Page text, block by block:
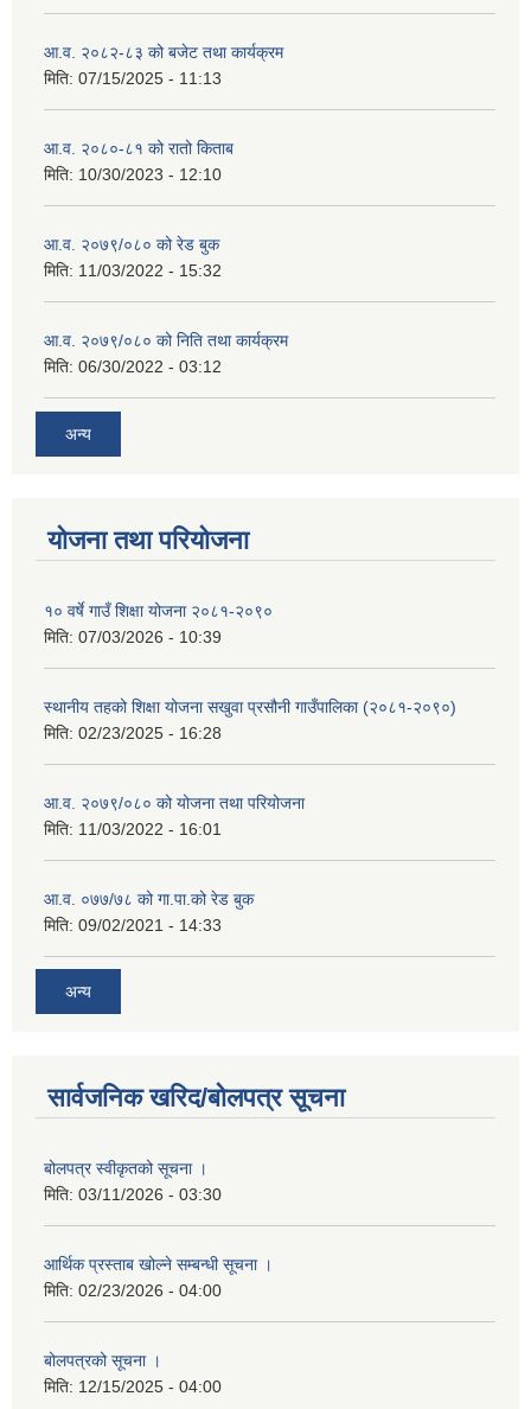
आ.व. २०८२-८३ को बजेट तथा कार्यक्रम
मिति: 07/15/2025 - 11:13
आ.व. २०८०-८१ को रातो किताब
मिति: 10/30/2023 - 12:10
आ.व. २०७९/०८० को रेड बुक
मिति: 11/03/2022 - 15:32
आ.व. २०७९/०८० को निति तथा कार्यक्रम
मिति: 06/30/2022 - 03:12
अन्य
योजना तथा परियोजना
१० वर्षे गाउँ शिक्षा योजना २०८१-२०९०
मिति: 07/03/2026 - 10:39
स्थानीय तहको शिक्षा योजना सखुवा प्रसौनी गाउँपालिका (२०८१-२०९०)
मिति: 02/23/2025 - 16:28
आ.व. २०७९/०८० को योजना तथा परियोजना
मिति: 11/03/2022 - 16:01
आ.व. ०७७/७८ को गा.पा.को रेड बुक
मिति: 09/02/2021 - 14:33
अन्य
सार्वजनिक खरिद/बोलपत्र सूचना
बोलपत्र स्वीकृतको सूचना ।
मिति: 03/11/2026 - 03:30
आर्थिक प्रस्ताब खोल्ने सम्बन्धी सूचना ।
मिति: 02/23/2026 - 04:00
बोलपत्रको सूचना ।
मिति: 12/15/2025 - 04:00